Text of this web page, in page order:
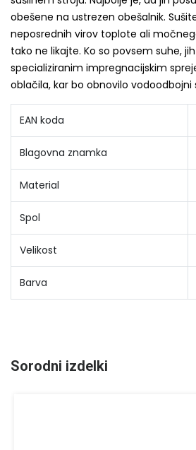
obešene na ustrezen obešalnik.
neposrednih virov toplote ali
tako ne likajte. Ko so povsem suhe,
specializiranim impregnacijskim
oblačila, kar bo obnovilo vodoodbojni
EAN koda
Blagovna znamka
Material
Spol
Velikost
Barva
Sorodni izdelki